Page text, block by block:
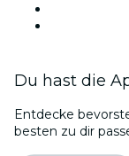
Du hast die
Entdecke
besten zu dir